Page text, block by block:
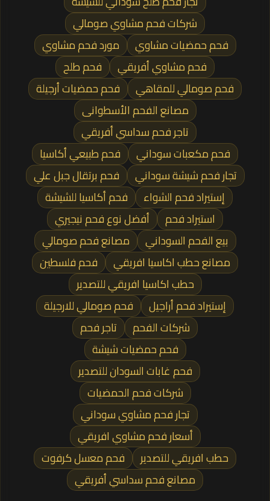
شركات فحم مشاوي صومالي
فحم حمضيات مشاوي
مورد فحم مشاوي
فحم مشاوي أفريقي
فحم طلح
فحم صومالي للمقاهي
فحم حمضيات أرجيلة
مصانع الفحم الأسطوانى
تاجر فحم سداسي أفريقي
فحم مكعبات سوداني
فحم طبيعي أكاسيا
تجار فحم شيشة سوداني
فحم برتقال جبل علي
إستيراد فحم الشواء
فحم أكاسيا للشيشة
استيراد فحم
أفضل نوع فحم نيجيري
بيع الفحم السوداني
مصانع فحم صومالي
مصانع حطب اكاسيا افريقي
فحم فلسطين
حطب اكاسيا افريقي للتصدير
إستيراد فحم أراجيل
فحم صومالي للارجيلة
شركات الفحم
تاجر فحم
فحم حمضيات شيشة
فحم غابات السودان للتصدير
شركات فحم الحمضيات
تجار فحم مشاوي سوداني
أسعار فحم مشاوي افريقي
حطب افريقي للتصدير
فحم معسل كرفوت
مصانع فحم سداسي أفريقي